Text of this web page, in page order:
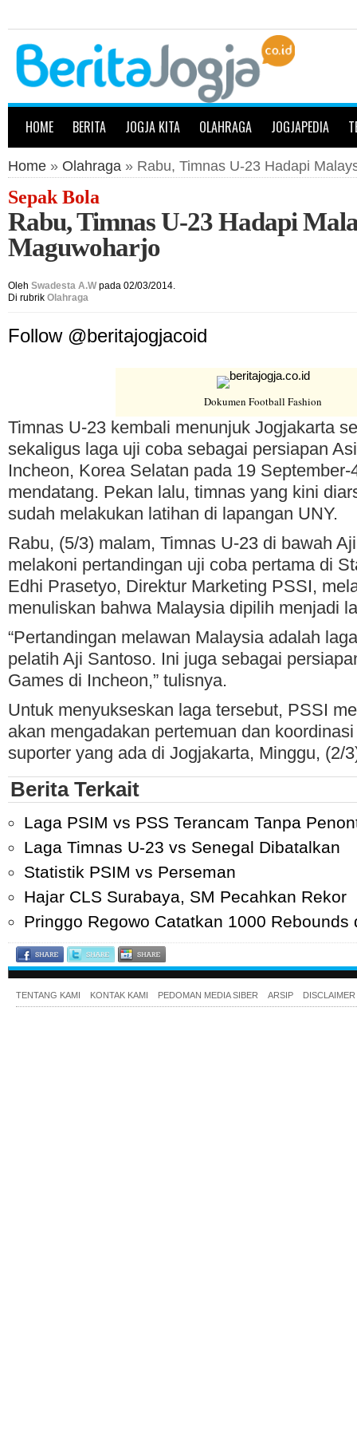
HOME BERITA JOGJA KITA OLAHRAGA JOGJAPEDIA
Home » Olahraga » Rabu, Timnas U-23 Hadapi
Sepak Bola
Rabu, Timnas U-23 Hadapi
Maguwoharjo
Oleh Swadesta A.W pada 02/03/2014.
Di rubrik Olahraga
Follow @beritajogjacoid
Dokumen Football Fashion
Timnas U-23 kembali menunjuk Jogjakarta
sekaligus laga uji coba sebagai persiapan
Incheon, Korea Selatan pada 19 September-
mendatang. Pekan lalu, timnas yang kini
sudah melakukan latihan di lapangan UNY.
Rabu, (5/3) malam, Timnas U-23 di bawah
melakoni pertandingan uji coba pertama di
Edhi Prasetyo, Direktur Marketing PSSI,
menuliskan bahwa Malaysia dipilih menjadi
“Pertandingan melawan Malaysia adalah
pelatih Aji Santoso. Ini juga sebagai
Games di Incheon,” tulisnya.
Untuk menyukseskan laga tersebut, PSSI
akan mengadakan pertemuan dan
suporter yang ada di Jogjakarta, Minggu, (2/
Berita Terkait
Laga PSIM vs PSS Terancam Tanpa
Laga Timnas U-23 vs Senegal Dibatalkan
Statistik PSIM vs Perseman
Hajar CLS Surabaya, SM Pecahkan Rekor
Pringgo Regowo Catatkan 1000 Rebounds
TENTANG KAMI KONTAK KAMI PEDOMAN MEDIA SIBER ARSIP DISCLAIMER